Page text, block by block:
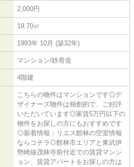
2,000円
19.70㎡
1993年 10月 (築32年)
マンション/鉄骨造
4階建
こちらの物件はマンションです◎デ
ザイナーズ物件は独創的で、ご好評
いただいています◎家賃5万円以下の
物件をお探しの方にもおすすめです
◎新着情報：リエス館林の空室情報
ならコチラ◎館林市エリアと東武伊
勢崎線茂林寺前付近での賃貸マンシ
ョン、賃貸アパートをお探しの方は